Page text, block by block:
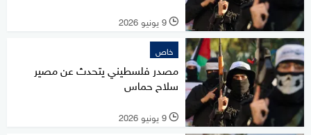
l 9 يونيو 2026
خاص
مصدر فلسطيني يتحدث عن مصير
سلاح حماس
l 9 يونيو 2026